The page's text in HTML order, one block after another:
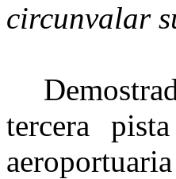
circunvalar
tercera